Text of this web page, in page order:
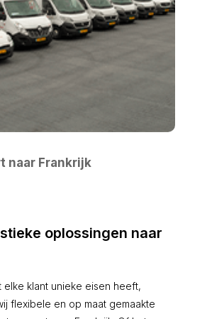
naar Frankrijk
oplossingen naar
klant unieke eisen heeft,
flexibele en op maat gemaakte